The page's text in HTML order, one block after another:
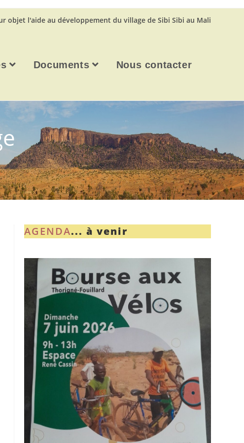
objet l'aide au développement du village de Sibi Sibi au Mali
Documents Nous contacter
AGENDA... à venir